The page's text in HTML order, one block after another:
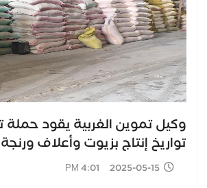
وكيل تموين الغربية يقود حملة
تواريخ إنتاج بزيوت وأعلاف ورنجة
2025-05-15 4:01 PM